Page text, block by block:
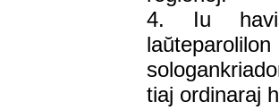
4. Iu
tiaj ordinaraj